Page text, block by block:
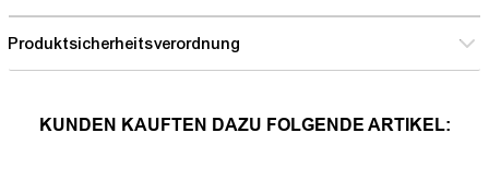
Produktsicherheitsverordnung
KUNDEN KAUFTEN DAZU FOLGENDE ARTIKEL: